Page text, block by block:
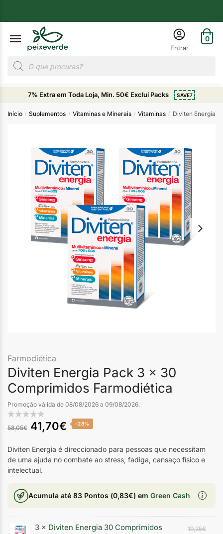
0
7% Extra em Toda Loja, Min. 50€ Exclui Packs SAVE7
Início / Suplementos / Vitaminas e Minerais / Vitaminas / Diviten Energia
Farmodiética
Diviten Energia Pack 3 x 30
Comprimidos Farmodiética
Promoção válida de 08/08/2026 a 09/08/2026.
58,05€ 41,70€ -28%
Diviten Energia é direccionado para pessoas que necessitam
de uma ajuda no combate ao stress, fadiga, cansaço físico e
intelectual.
Acumula até 83 Pontos (0,83€) em Green Cash
3 × Diviten Energia 30 Comprimidos
19,35€